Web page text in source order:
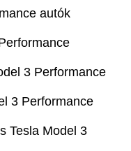
autók
3 Performance
3 Performance
Tesla Model 3